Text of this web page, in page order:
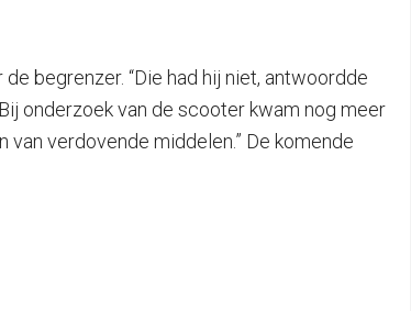
begrenzer. “Die had hij niet, antwoordde
onderzoek van de scooter kwam nog meer
verdovende middelen.” De komende